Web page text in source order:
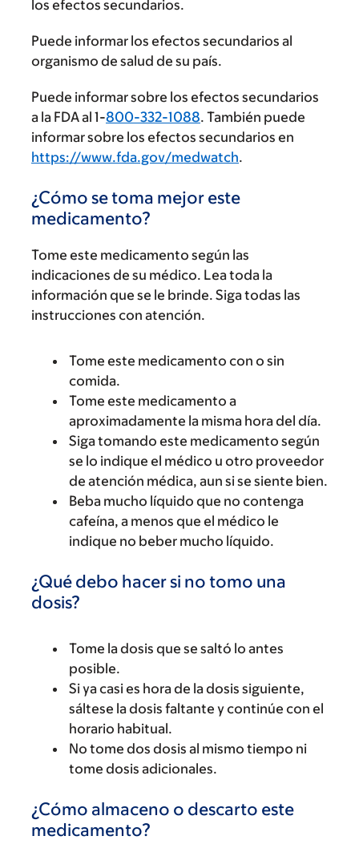
los efectos secundarios.
Puede informar los efectos secundarios al
organismo de salud de su país.
Puede informar sobre los efectos secundarios
a la FDA al 1-800-332-1088. También puede
informar sobre los efectos secundarios en
https://www.fda.gov/medwatch.
¿Cómo se toma mejor este
medicamento?
Tome este medicamento según las
indicaciones de su médico. Lea toda la
información que se le brinde. Siga todas las
instrucciones con atención.
Tome este medicamento con o sin
comida.
Tome este medicamento a
aproximadamente la misma hora del día.
Siga tomando este medicamento según
se lo indique el médico u otro proveedor
de atención médica, aun si se siente bien.
Beba mucho líquido que no contenga
cafeína, a menos que el médico le
indique no beber mucho líquido.
¿Qué debo hacer si no tomo una
dosis?
Tome la dosis que se saltó lo antes
posible.
Si ya casi es hora de la dosis siguiente,
sáltese la dosis faltante y continúe con el
horario habitual.
No tome dos dosis al mismo tiempo ni
tome dosis adicionales.
¿Cómo almaceno o descarto este
medicamento?